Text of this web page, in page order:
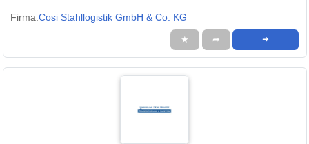
Firma:Cosi Stahllogistik GmbH & Co. KG
★ ➦ ➜